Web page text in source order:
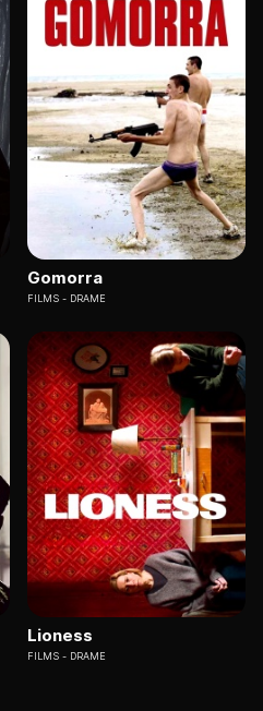
Gomorra
FILMS DRAME
Lioness
FILMS DRAME